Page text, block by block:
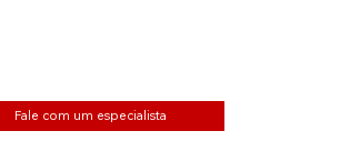
Fale com um especialista